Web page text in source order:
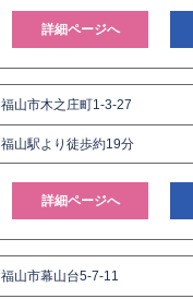
詳細ページへ
福山市木之庄町1-3-27
福山駅より徒歩約19分
詳細ページへ
福山市幕山台5-7-11